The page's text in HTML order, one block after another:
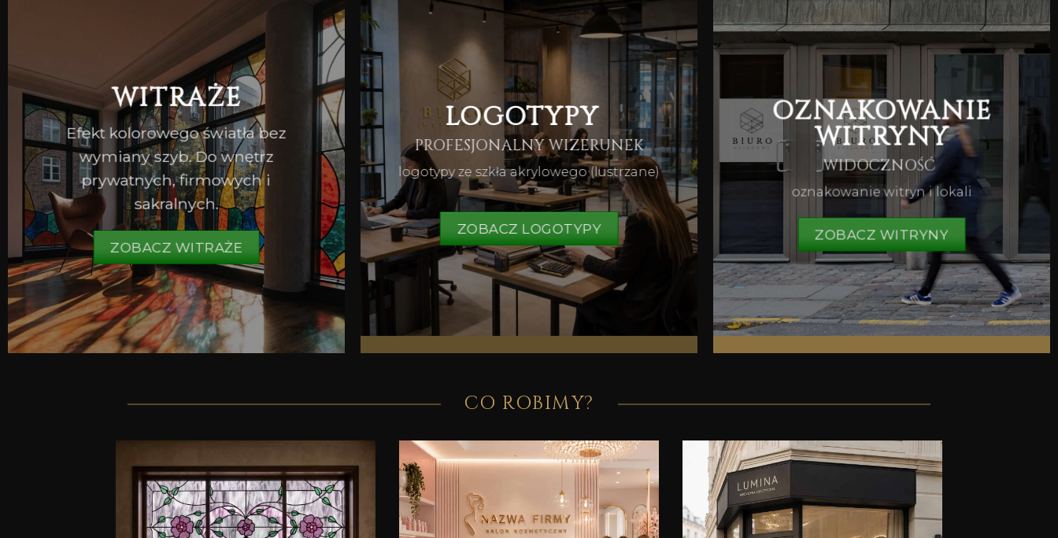
WITRAŻE
Efekt kolorowego światła bez
wymiany szyb. Do wnętrz
prywatnych, firmowych i
sakralnych.
ZOBACZ WITRAŻE
LOGOTYPY
PROFESJONALNY WIZERUNEK
logotypy ze szkła akrylowego (lustrzane)
ZOBACZ LOGOTYPY
OZNAKOWANIE
WITRYNY
WIDOCZNOŚĆ
oznakowanie witryn i lokali
ZOBACZ WITRYNY
CO ROBIMY?